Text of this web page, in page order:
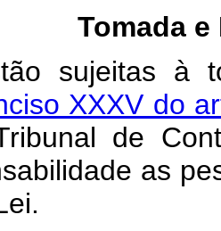
Tomada e
sujeitas à
XXXV do
de
as